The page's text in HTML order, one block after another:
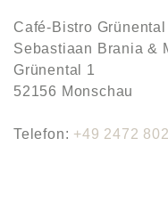
Café-Bistro Grünental
Sebastiaan Brania &
Grünental 1
52156 Monschau
Telefon: +49 2472